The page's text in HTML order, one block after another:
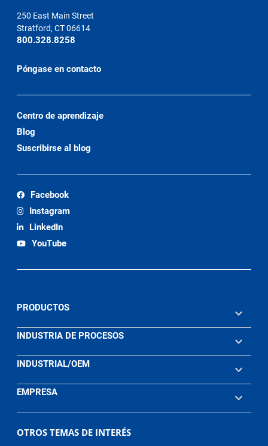
250 East Main Street
Stratford, CT 06614
800.328.8258
Póngase en contacto
Centro de aprendizaje
Blog
Suscribirse al blog
Facebook
Instagram
LinkedIn
YouTube
PRODUCTOS
INDUSTRIA DE PROCESOS
INDUSTRIAL/OEM
EMPRESA
OTROS TEMAS DE INTERÉS